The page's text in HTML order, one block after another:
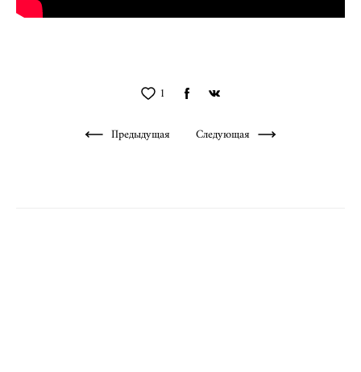
1
Предыдущая Следующая